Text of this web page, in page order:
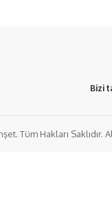
Bizi
Tüm Hakları Saklıdır.